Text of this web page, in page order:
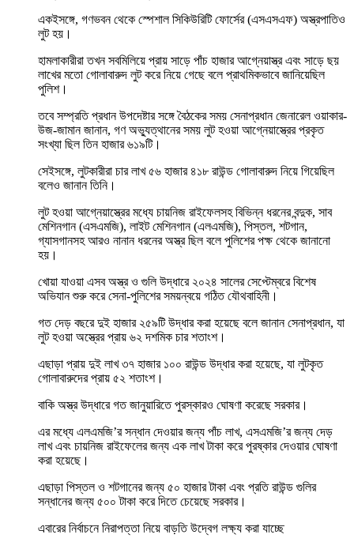
একইসঙ্গে, গণভবন থেকে স্পেশাল সিকিউরিটি ফোর্সের (এসএসএফ) অস্ত্রপাতিও
লুট হয়।
হামলাকারীরা তখন সবমিলিয়ে প্রায় সাড়ে পাঁচ হাজার আগ্নেয়াস্ত্র এবং সাড়ে ছয়
লাখের মতো গোলাবারুদ লুট করে নিয়ে গেছে বলে প্রাথমিকভাবে জানিয়েছিল
পুলিশ।
তবে সম্প্রতি প্রধান উপদেষ্টার সঙ্গে বৈঠকের সময় সেনাপ্রধান জেনারেল ওয়াকার-
উজ-জামান জানান, গণ অভ্যুত্থানের সময় লুট হওয়া আগ্নেয়াস্ত্রের প্রকৃত
সংখ্যা ছিল তিন হাজার ৬১৯টি।
সেইসঙ্গে, লুটকারীরা চার লাখ ৫৬ হাজার ৪১৮ রাউন্ড গোলাবারুদ নিয়ে গিয়েছিল
বলেও জানান তিনি।
লুট হওয়া আগ্নেয়াস্ত্রের মধ্যে চায়নিজ রাইফেলসহ বিভিন্ন ধরনের বন্দুক, সাব
মেশিনগান (এসএমজি), লাইট মেশিনগান (এলএমজি), পিস্তল, শটগান,
গ্যাসগানসহ আরও নানান ধরনের অস্ত্র ছিল বলে পুলিশের পক্ষ থেকে জানানো
হয়।
খোয়া যাওয়া এসব অস্ত্র ও গুলি উদ্ধারে ২০২৪ সালের সেপ্টেম্বরে বিশেষ
অভিযান শুরু করে সেনা-পুলিশের সময়ন্বয়ে গঠিত যৌথবাহিনী।
গত দেড় বছরে দুই হাজার ২৫৯টি উদ্ধার করা হয়েছে বলে জানান সেনাপ্রধান, যা
লুট হওয়া অস্ত্রের প্রায় ৬২ দশমিক চার শতাংশ।
এছাড়া প্রায় দুই লাখ ৩৭ হাজার ১০০ রাউন্ড উদ্ধার করা হয়েছে, যা লুটকৃত
গোলাবারুদের প্রায় ৫২ শতাংশ।
বাকি অস্ত্র উদ্ধারে গত জানুয়ারিতে পুরস্কারও ঘোষণা করেছে সরকার।
এর মধ্যে এলএমজি’র সন্ধান দেওয়ার জন্য পাঁচ লাখ, এসএমজি’র জন্য দেড়
লাখ এবং চায়নিজ রাইফেলের জন্য এক লাখ টাকা করে পুরষ্কার দেওয়ার ঘোষণা
করা হয়েছে।
এছাড়া পিস্তল ও শটগানের জন্য ৫০ হাজার টাকা এবং প্রতি রাউন্ড গুলির
সন্ধানের জন্য ৫০০ টাকা করে দিতে চেয়েছে সরকার।
এবারের নির্বাচনে নিরাপত্তা নিয়ে বাড়তি উদ্বেগ লক্ষ্য করা যাচ্ছে